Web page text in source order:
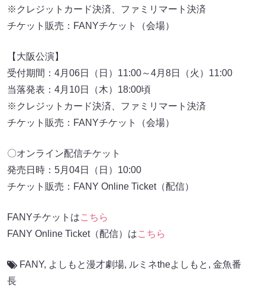
※クレジットカード決済、ファミリマート決済
チケット販売：FANYチケット（会場）
【大阪公演】
受付期間：4月06日（日）11:00～4月8日（火）11:00
当落発表：4月10日（木）18:00頃
※クレジットカード決済、ファミリマート決済
チケット販売：FANYチケット（会場）
〇オンライン配信チケット
発売日時：5月04日（日）10:00
チケット販売：FANY Online Ticket（配信）
FANYチケットはこちら
FANY Online Ticket（配信）はこちら
FANY, よしもと漫才劇場, ルミネtheよしもと , 金魚番
長